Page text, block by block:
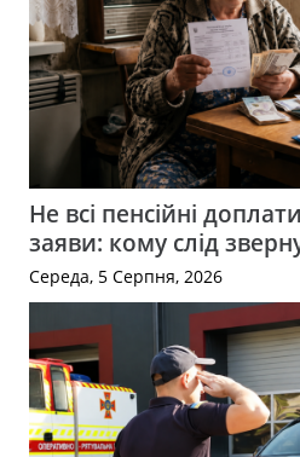
Не всі пенсійні
заяви: кому слід
Середа, 5 Серпня, 2026